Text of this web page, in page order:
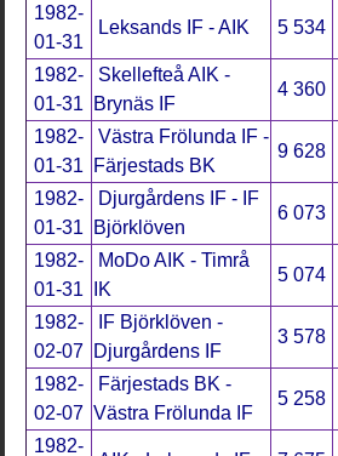
1982-
01-31
Leksands IF - AIK 5 534
1982-
01-31
Skellefteå AIK -
Brynäs IF
4 360
1982-
01-31
Västra Frölunda IF -
Färjestads BK
9 628
1982-
01-31
Djurgårdens IF - IF
Björklöven
6 073
1982-
01-31
MoDo AIK - Timrå
IK
5 074
1982-
02-07
IF Björklöven -
Djurgårdens IF
3 578
1982-
02-07
Färjestads BK -
Västra Frölunda IF
5 258
1982-